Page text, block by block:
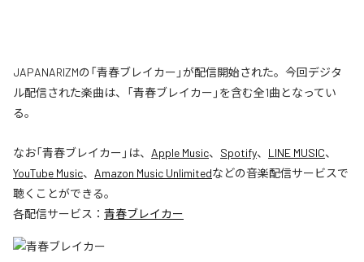
JAPANARIZMの「青春ブレイカー」が配信開始された。今回デジタ
ル配信された楽曲は、「青春ブレイカー」を含む全1曲となってい
る。
なお「青春ブレイカー 」は、 Apple Music、 Spotify、 LINE MUSIC、
YouTube Music、 Amazon Music Unlimitedなどの音楽配信サービスで
聴くことができる。
各配信サービス： 青春ブレイカー